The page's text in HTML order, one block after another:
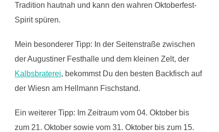
Tradition hautnah und kann den wahren Oktoberfest-
Spirit spüren.
Mein besonderer Tipp: In der Seitenstraße zwischen
der Augustiner Festhalle und dem kleinen Zelt, der
Kalbsbraterei, bekommst Du den besten Backfisch auf
der Wiesn am Hellmann Fischstand.
Ein weiterer Tipp: Im Zeitraum vom 04. Oktober bis
zum 21. Oktober sowie vom 31. Oktober bis zum 15.